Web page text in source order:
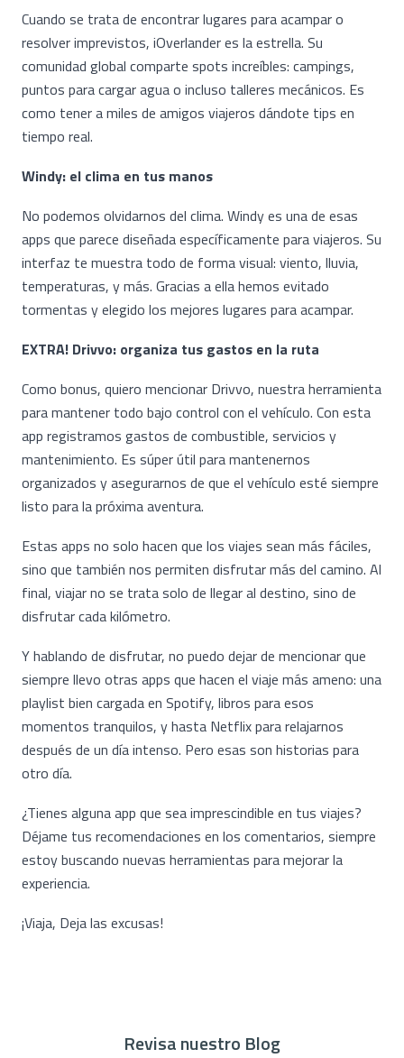
Cuando se trata de encontrar lugares para acampar o
resolver imprevistos, iOverlander es la estrella. Su
comunidad global comparte spots increíbles: campings,
puntos para cargar agua o incluso talleres mecánicos. Es
como tener a miles de amigos viajeros dándote tips en
tiempo real.
Windy: el clima en tus manos
No podemos olvidarnos del clima. Windy es una de esas
apps que parece diseñada específicamente para viajeros. Su
interfaz te muestra todo de forma visual: viento, lluvia,
temperaturas, y más. Gracias a ella hemos evitado
tormentas y elegido los mejores lugares para acampar.
EXTRA! Drivvo: organiza tus gastos en la ruta
Como bonus, quiero mencionar Drivvo, nuestra herramienta
para mantener todo bajo control con el vehículo. Con esta
app registramos gastos de combustible, servicios y
mantenimiento. Es súper útil para mantenernos
organizados y asegurarnos de que el vehículo esté siempre
listo para la próxima aventura.
Estas apps no solo hacen que los viajes sean más fáciles,
sino que también nos permiten disfrutar más del camino. Al
final, viajar no se trata solo de llegar al destino, sino de
disfrutar cada kilómetro.
Y hablando de disfrutar, no puedo dejar de mencionar que
siempre llevo otras apps que hacen el viaje más ameno: una
playlist bien cargada en Spotify, libros para esos
momentos tranquilos, y hasta Netflix para relajarnos
después de un día intenso. Pero esas son historias para
otro día.
¿Tienes alguna app que sea imprescindible en tus viajes?
Déjame tus recomendaciones en los comentarios, siempre
estoy buscando nuevas herramientas para mejorar la
experiencia.
¡Viaja, Deja las excusas!
Revisa nuestro Blog